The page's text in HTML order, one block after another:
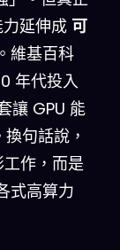
延伸成 可
維基百科
年代投入
讓 GPU 能
句話說，
作，而是
式高算力